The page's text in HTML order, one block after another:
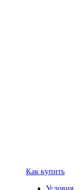
Как купить
Условия